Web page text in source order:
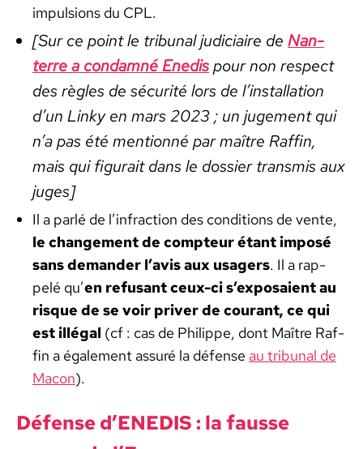
impul­sions du CPL.
[Sur ce point le tri­bunal judi­ci­aire de Nan­
terrea con­damné Enedispour non respect
des règles de sécu­rité lors de l’in­stal­la­tion
d’un Linky en mars 2023 ; un juge­ment qui
n’a pas été men­tion­né par maître Raf­fin,
mais qui fig­u­rait dans le dossier trans­mis aux
juges]
Il a par­lé de l’in­frac­tion des con­di­tions de vente,
le change­ment de comp­teur étant imposé
sans deman­der l’avis aux usagers. Il a rap­
pelé qu’en refu­sant ceux-ci s’ex­po­saient au
risque de se voir priv­er de courant, ce qui
est illé­gal (cf : cas de Philippe, dont Maître Raf­
fin a égale­ment assuré la défense au tri­bunal de
Macon).
Défense d’ENEDIS : la fausse